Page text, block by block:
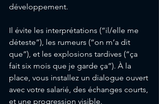
développement.
Il évite les interprétations (“il/elle me
déteste”), les rumeurs (“on m’a dit
que”), et les explosions tardives (“ça
fait six mois que je garde ça”). À la
place, vous installez un dialogue ouvert
avec votre salarié, des échanges courts,
et une progression visible.